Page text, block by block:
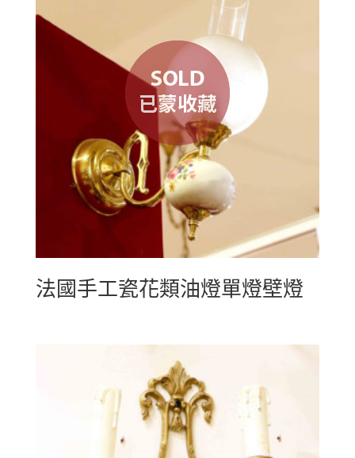
法國手工瓷花類油燈單燈壁燈